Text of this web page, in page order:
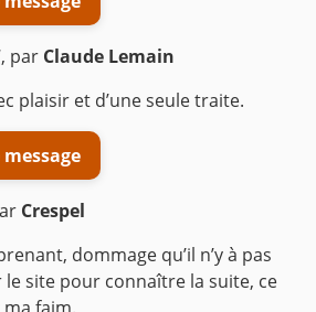
, par Claude Lemain
plaisir et d’une seule traite.
Crespel
dommage qu’il n’y à pas
le site pour connaître la suite, ce